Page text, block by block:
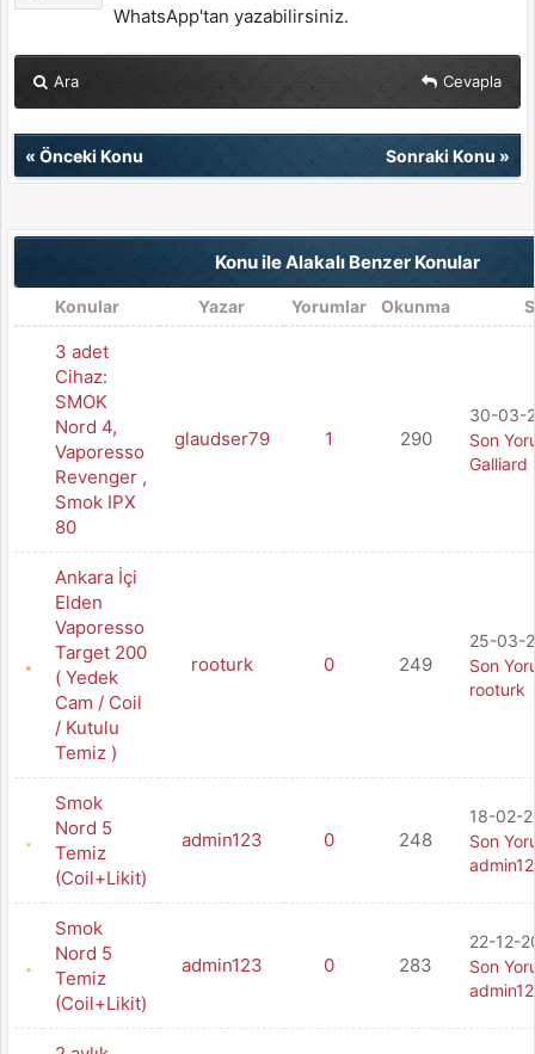
WhatsApp'tan yazabilirsiniz.
Ara Cevapla
« Önceki Konu Sonraki Konu »
Konu ile Alakalı Benzer Konular
Konular Yazar Yorumlar Okunma
3 adet
Cihaz:
SMOK
Nord 4,
Vaporesso
Revenger ,
Smok IPX
80
glaudser79 1 290
30-03-
Son
Galliard
Ankara İçi
Elden
Vaporesso
Target 200
( Yedek
Cam / Coil
/ Kutulu
Temiz )
rooturk 0 249
25-03-
Son
rooturk
Smok
Nord 5
Temiz
(Coil+Likit)
admin123 0 248
18-02-
Son
Smok
Nord 5
Temiz
(Coil+Likit)
admin123 0 283
22-12-
Son